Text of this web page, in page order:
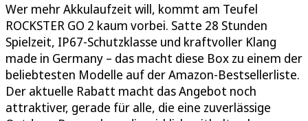
Wer mehr Akkulaufzeit will, kommt am Teufel
ROCKSTER GO 2 kaum vorbei. Satte 28 Stunden
Spielzeit, IP67-Schutzklasse und kraftvoller Klang
made in Germany – das macht diese Box zu einem der
beliebtesten Modelle auf der Amazon-Bestsellerliste.
Der aktuelle Rabatt macht das Angebot noch
attraktiver, gerade für alle, die eine zuverlässige